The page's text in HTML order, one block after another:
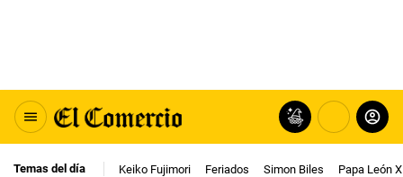
Temas del día Keiko Fujimori Feriados Simon Biles Papa León